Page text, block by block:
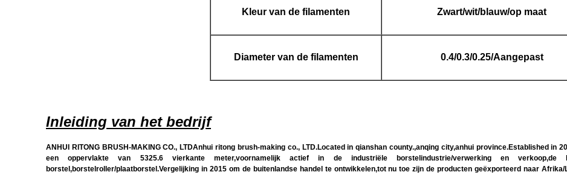
Kleur van de filamenten Zwart/wit/blauw/op maat
Diameter van de filamenten 0.4/0.3/0.25/Aangepast
Inleiding van het bedrijf
ANHUI RITONG BRUSH-MAKING CO., LTDAnhui ritong brush-making co., LTD.Located in qianshan county.,anqing city,anhui province.Established
een oppervlakte van 5325.6 vierkante meter,voornamelijk actief in de industriële borstelindustrie/verwerking en verkoop,de
borstel,borstelroller/plaatborstel.Vergelijking in 2015 om de buitenlandse handel te ontwikkelen,tot nu toe zijn de producten geëxporteerd naar